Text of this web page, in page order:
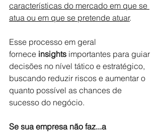
características do mercado em que se
atua ou em que se pretende atuar.
Esse processo em geral
fornece insights importantes para guiar
decisões no nível tático e estratégico,
buscando reduzir riscos e aumentar o
quanto possível as chances de
sucesso do negócio.
Se sua empresa não faz...a